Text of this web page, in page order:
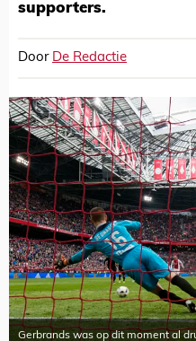
supporters.
Door De Redactie
Gerbrands was op dit moment al